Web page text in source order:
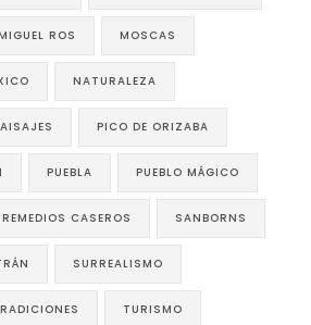
ROS MOSCAS
NATURALEZA
PICO DE ORIZABA
PUEBLA PUEBLO MÁGICO
REMEDIOS CASEROS SANBORNS
SURREALISMO
TURISMO